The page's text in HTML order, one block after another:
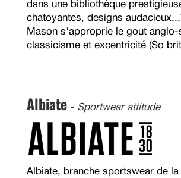
dans une bibliothèque
chatoyantes, designs
Mason s'approprie le gout anglo-
classicisme et excentricité (So
Albiate - Sportwear attitude
Albiate, branche sportswear de